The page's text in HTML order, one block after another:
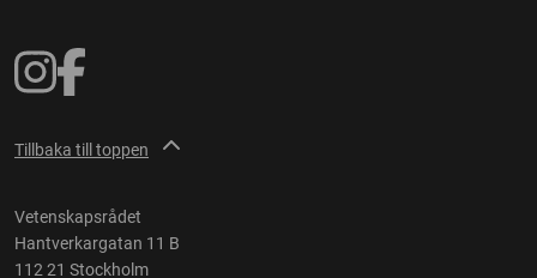
Tillbaka till toppen
Vetenskapsrådet
Hantverkargatan 11 B
112 21 Stockholm